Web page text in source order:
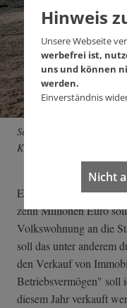
Seit Jahren herrscht auf
Kaufmann
Ein zentraler Hebel sind
zehn Millionen Euro
Volkswohnung an die
soll das unter anderem
den Verkauf von
Betriebsvermögen" soll
diesem Jahr verkauft
Hinweis
Unsere Webseite
werbefrei ist,
uns und können
werden.
Einverständnis
Nicht